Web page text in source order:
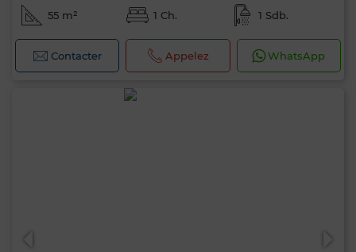
55 m² 1 Ch. 1 Sdb.
Contacter Appelez WhatsApp